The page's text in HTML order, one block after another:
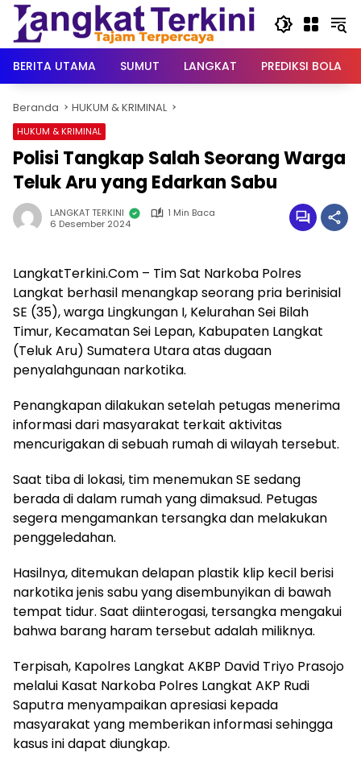
Langsung
konten
BERITA UTAMA
SUMUT LANGKAT PREDIKSI BOLA
Beranda HUKUM & KRIMINAL
HUKUM & KRIMINAL
Polisi Tangkap Salah Seorang Warga
Teluk Aru yang Edarkan Sabu
LANGKAT TERKINI
1 Min Baca
6 Desember 2024
LangkatTerkini.Com – Tim Sat Narkoba Polres
Langkat berhasil menangkap seorang pria berinisial
SE (35), warga Lingkungan I, Kelurahan Sei Bilah
Timur, Kecamatan Sei Lepan, Kabupaten Langkat
(Teluk Aru) Sumatera Utara atas dugaan
penyalahgunaan narkotika.
Penangkapan dilakukan setelah petugas menerima
informasi dari masyarakat terkait aktivitas
mencurigakan di sebuah rumah di wilayah tersebut.
Saat tiba di lokasi, tim menemukan SE sedang
berada di dalam rumah yang dimaksud. Petugas
segera mengamankan tersangka dan melakukan
penggeledahan.
Hasilnya, ditemukan delapan plastik klip kecil berisi
narkotika jenis sabu yang disembunyikan di bawah
tempat tidur. Saat diinterogasi, tersangka mengakui
bahwa barang haram tersebut adalah miliknya.
Terpisah, Kapolres Langkat AKBP David Triyo Prasojo
melalui Kasat Narkoba Polres Langkat AKP Rudi
Saputra menyampaikan apresiasi kepada
masyarakat yang memberikan informasi sehingga
kasus ini dapat diungkap.